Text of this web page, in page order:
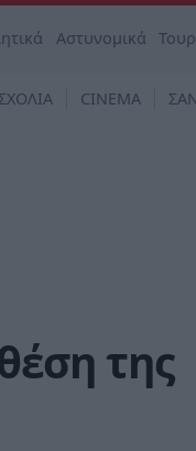
Αστυνομικά
ΣΧΟΛΙΑ CINEMA
της